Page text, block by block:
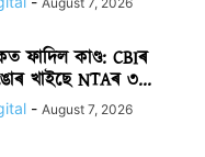
ফাদিল কাণ্ড: CBIৰ
খাইছে NTAৰ ৩...
- August 7, 2026